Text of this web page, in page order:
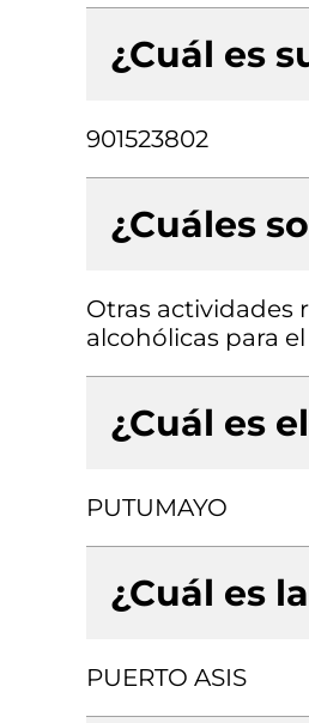
¿Cuál es
901523802
¿Cuáles
Otras actividades
alcohólicas para
¿Cuál es
PUTUMAYO
¿Cuál es
PUERTO ASIS